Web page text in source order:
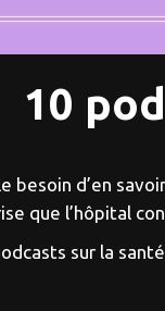
10
besoin d’en
que l’hôpital
sur la